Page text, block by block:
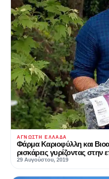
ΆΓΝΩΣΤΗ ΕΛΛΆΔΑ
Φάρμα Καριοφύλλη και
ρισκάρεις γυρίζοντας
29 Αυγούστου, 2019